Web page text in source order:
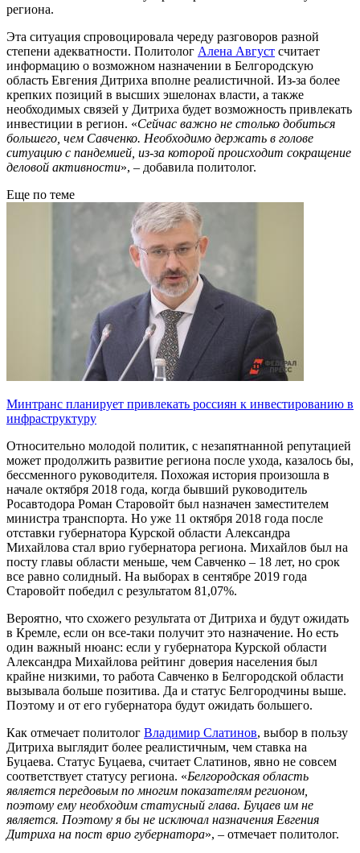
региона.
Эта ситуация спровоцировала череду разговоров разной
степени адекватности. Политолог Алена Август считает
информацию о возможном назначении в Белгородскую
область Евгения Дитриха вполне реалистичной. Из-за более
крепких позиций в высших эшелонах власти, а также
необходимых связей у Дитриха будет возможность привлекать
инвестиции в регион. «Сейчас важно не столько добиться
большего, чем Савченко. Необходимо держать в голове
ситуацию с пандемией, из-за которой происходит сокращение
деловой активности», – добавила политолог.
Еще по теме
Минтранс планирует привлекать россиян к инвестированию в
инфраструктуру
Относительно молодой политик, с незапятнанной репутацией
может продолжить развитие региона после ухода, казалось бы,
бессменного руководителя. Похожая история произошла в
начале октября 2018 года, когда бывший руководитель
Росавтодора Роман Старовойт был назначен заместителем
министра транспорта. Но уже 11 октября 2018 года после
отставки губернатора Курской области Александра
Михайлова стал врио губернатора региона. Михайлов был на
посту главы области меньше, чем Савченко – 18 лет, но срок
все равно солидный. На выборах в сентябре 2019 года
Старовойт победил с результатом 81,07%.
Вероятно, что схожего результата от Дитриха и будут ожидать
в Кремле, если он все-таки получит это назначение. Но есть
один важный нюанс: если у губернатора Курской области
Александра Михайлова рейтинг доверия населения был
крайне низкими, то работа Савченко в Белгородской области
вызывала больше позитива. Да и статус Белгородчины выше.
Поэтому и от его губернатора будут ожидать большего.
Как отмечает политолог Владимир Слатинов, выбор в пользу
Дитриха выглядит более реалистичным, чем ставка на
Буцаева. Статус Буцаева, считает Слатинов, явно не совсем
соответствует статусу региона. «Белгородская область
является передовым по многим показателям регионом,
поэтому ему необходим статусный глава. Буцаев им не
является. Поэтому я бы не исключал назначения Евгения
Дитриха на пост врио губернатора», – отмечает политолог.